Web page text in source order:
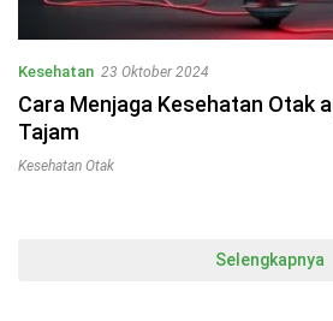
Kesehatan 23 Oktober 2024
Cara Menjaga Kesehatan Otak
Tajam
Kesehatan Otak
Selengkapnya